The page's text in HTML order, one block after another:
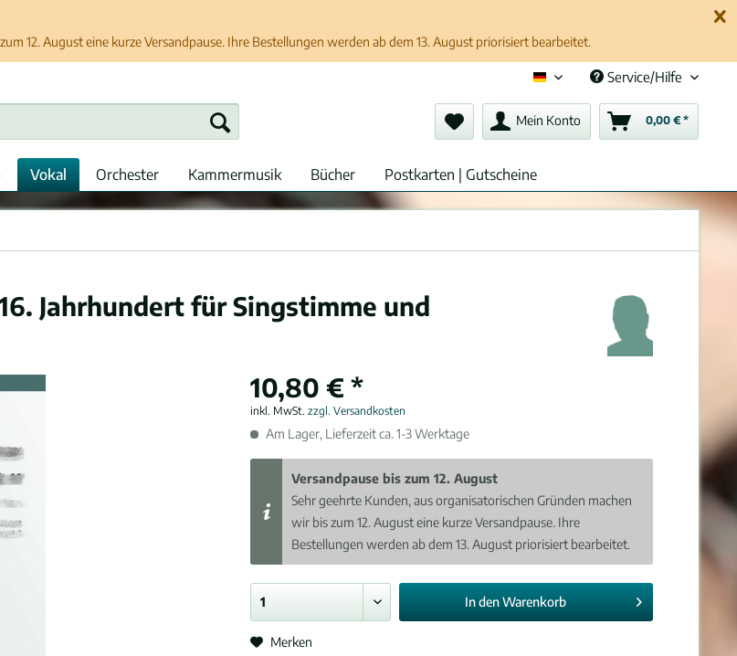
12. August eine kurze Versandpause. Ihre Bestellungen werden ab dem 13. August priorisiert bearbeitet.
Deutsch (de)
Service/Hilfe
Mein Konto 0,00 € *
Vokal Orchester Kammermusik Bücher Postkarten | Gutscheine
Jahrhundert für Singstimme und
10,80 € *
inkl. MwSt.zzgl. Versandkosten
Am Lager, Lieferzeit ca. 1-3 Werktage
Versandpause bis zum 12. August
Sehr geehrte Kunden, aus organisatorischen Gründen machen
wir bis zum 12. August eine kurze Versandpause. Ihre
Bestellungen werden ab dem 13. August priorisiert bearbeitet.
In denWarenkorb
Merken